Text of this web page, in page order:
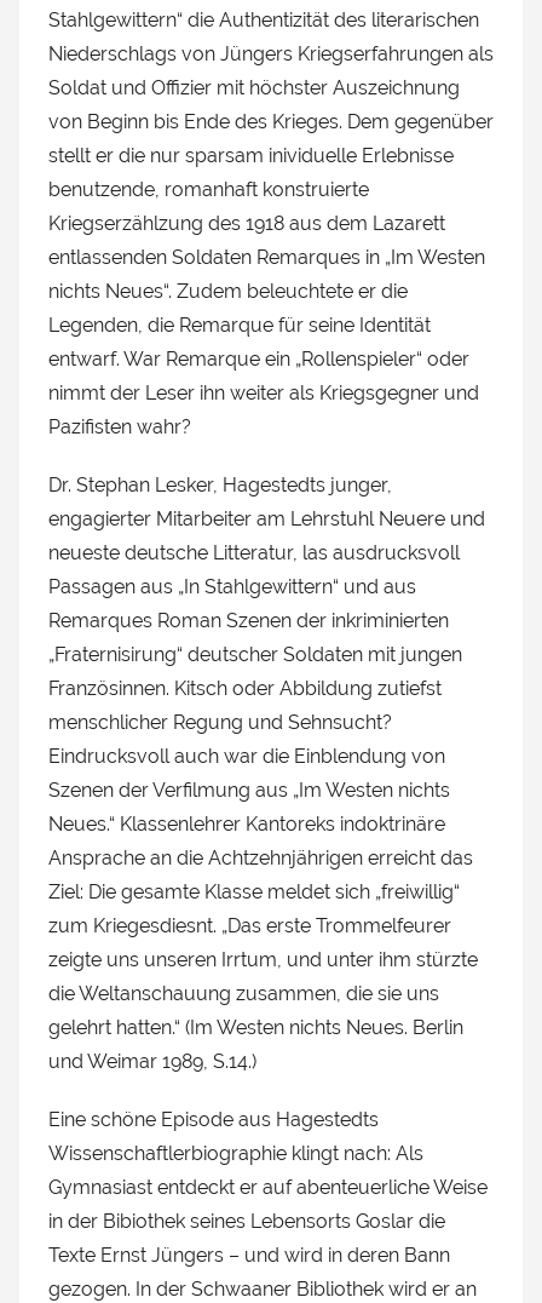
Stahlgewittern“ die Authentizität des literarischen
Niederschlags von Jüngers Kriegserfahrungen als
Soldat und Offizier mit höchster Auszeichnung
von Beginn bis Ende des Krieges. Dem gegenüber
stellt er die nur sparsam inividuelle Erlebnisse
benutzende, romanhaft konstruierte
Kriegserzählzung des 1918 aus dem Lazarett
entlassenden Soldaten Remarques in „Im Westen
nichts Neues“. Zudem beleuchtete er die
Legenden, die Remarque für seine Identität
entwarf. War Remarque ein „Rollenspieler“ oder
nimmt der Leser ihn weiter als Kriegsgegner und
Pazifisten wahr?
Dr. Stephan Lesker, Hagestedts junger,
engagierter Mitarbeiter am Lehrstuhl Neuere und
neueste deutsche Litteratur, las ausdrucksvoll
Passagen aus „In Stahlgewittern“ und aus
Remarques Roman Szenen der inkriminierten
„Fraternisirung“ deutscher Soldaten mit jungen
Französinnen. Kitsch oder Abbildung zutiefst
menschlicher Regung und Sehnsucht?
Eindrucksvoll auch war die Einblendung von
Szenen der Verfilmung aus „Im Westen nichts
Neues.“ Klassenlehrer Kantoreks indoktrinäre
Ansprache an die Achtzehnjährigen erreicht das
Ziel: Die gesamte Klasse meldet sich „freiwillig“
zum Kriegesdiesnt. „Das erste Trommelfeurer
zeigte uns unseren Irrtum, und unter ihm stürzte
die Weltanschauung zusammen, die sie uns
gelehrt hatten.“ (Im Westen nichts Neues. Berlin
und Weimar 1989, S.14.)
Eine schöne Episode aus Hagestedts
Wissenschaftlerbiographie klingt nach: Als
Gymnasiast entdeckt er auf abenteuerliche Weise
in der Bibiothek seines Lebensorts Goslar die
Texte Ernst Jüngers – und wird in deren Bann
gezogen. In der Schwaaner Bibliothek wird er an